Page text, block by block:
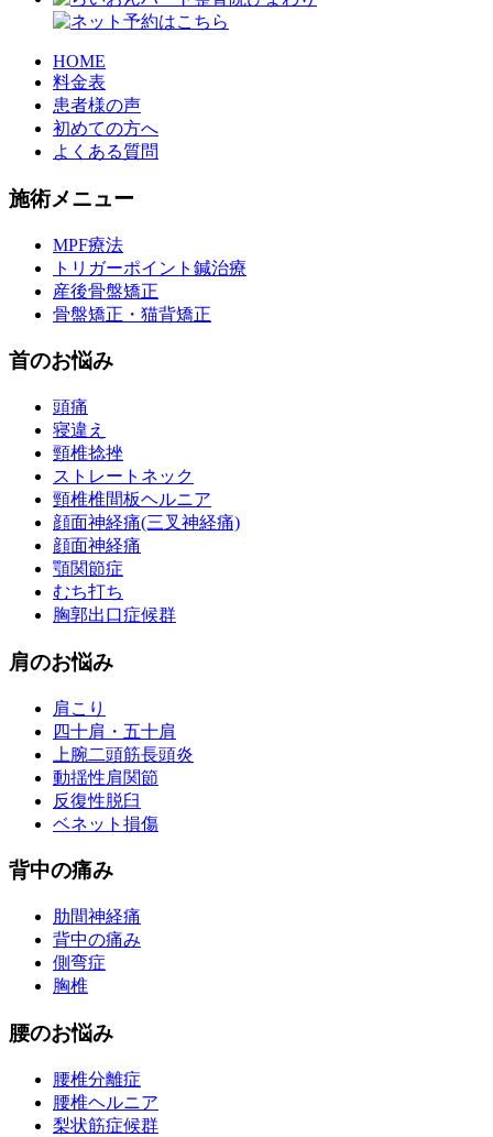
HOME
料金表
患者様の声
初めての方へ
よくある質問
施術メニュー
MPF療法
トリガーポイント鍼治療
産後骨盤矯正
骨盤矯正・猫背矯正
首のお悩み
頭痛
寝違え
頸椎捻挫
ストレートネック
頸椎椎間板ヘルニア
顔面神経痛(三叉神経痛)
顔面神経痛
顎関節症
むち打ち
胸郭出口症候群
肩のお悩み
肩こり
四十肩・五十肩
上腕二頭筋長頭炎
動揺性肩関節
反復性脱臼
ベネット損傷
背中の痛み
肋間神経痛
背中の痛み
側弯症
胸椎
腰のお悩み
腰椎分離症
腰椎ヘルニア
梨状筋症候群